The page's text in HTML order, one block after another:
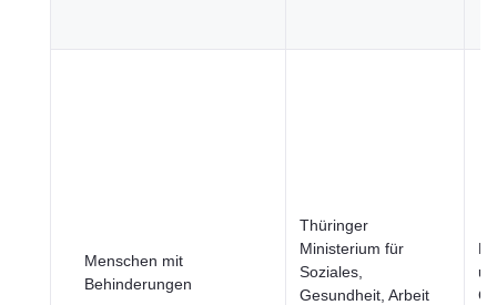
Menschen mit
Behinderungen
Thüringer
Ministerium für
Soziales,
Gesundheit, Arbeit